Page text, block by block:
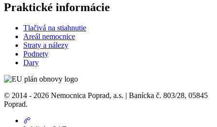
Praktické informácie
Tlačivá na stiahnutie
Areál nemocnice
Straty a nálezy
Podnety
Dary
© 2014 - 2026 Nemocnica Poprad, a.s. | Banícka č. 803/28, 05845
Poprad.